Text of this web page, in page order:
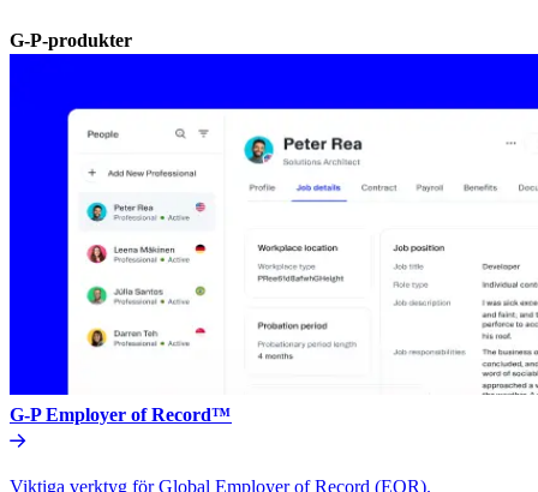
G-P-produkter​​
G-P Employer of Record™​​
Viktiga verktyg för Global Employer of Record (EOR).​​